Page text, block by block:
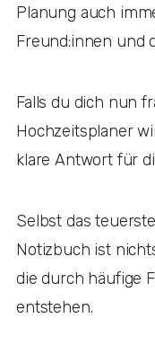
Planung auch
Freund:innen und
Falls du dich nun
Hochzeitsplaner
klare Antwort für
Selbst das
Notizbuch ist
die durch häufige
entstehen.